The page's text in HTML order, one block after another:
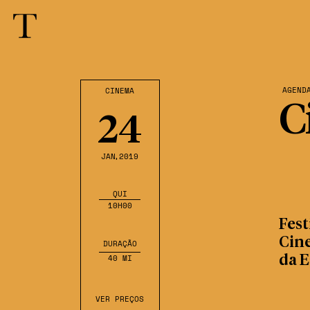
CINEMA
24
JAN,2019
QUI
10H00
DURAÇÃO
40 MI
VER PREÇOS
da